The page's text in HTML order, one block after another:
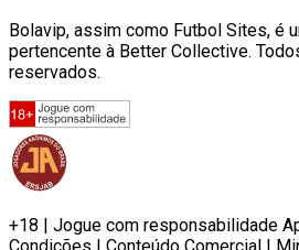
Bolavip, assim como Futbol Sites, é
pertencente à Better Collective.
reservados.
+18 | Jogue com responsabilidade